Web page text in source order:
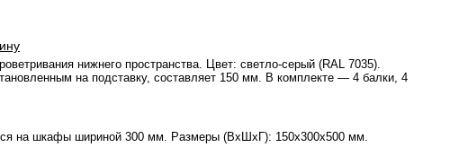
нижнего пространства. Цвет: светло-серый (RAL 7035).
на подставку, составляет 150 мм. В комплекте — 4 балки, 4
на шкафы шириной 300 мм. Размеры (ВхШхГ): 150x300x500 мм.